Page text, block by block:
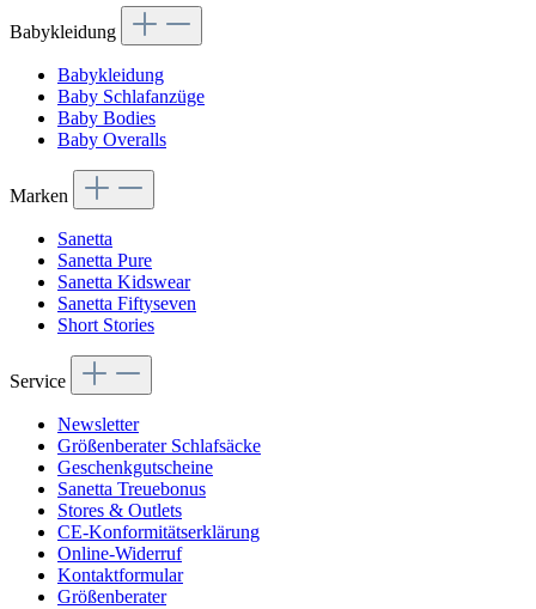
Babykleidung
Babykleidung
Baby Schlafanzüge
Baby Bodies
Baby Overalls
Marken
Sanetta
Sanetta Pure
Sanetta Kidswear
Sanetta Fiftyseven
Short Stories
Service
Newsletter
Größenberater Schlafsäcke
Geschenkgutscheine
Sanetta Treuebonus
Stores & Outlets
CE-Konformitätserklärung
Online-Widerruf
Kontaktformular
Größenberater